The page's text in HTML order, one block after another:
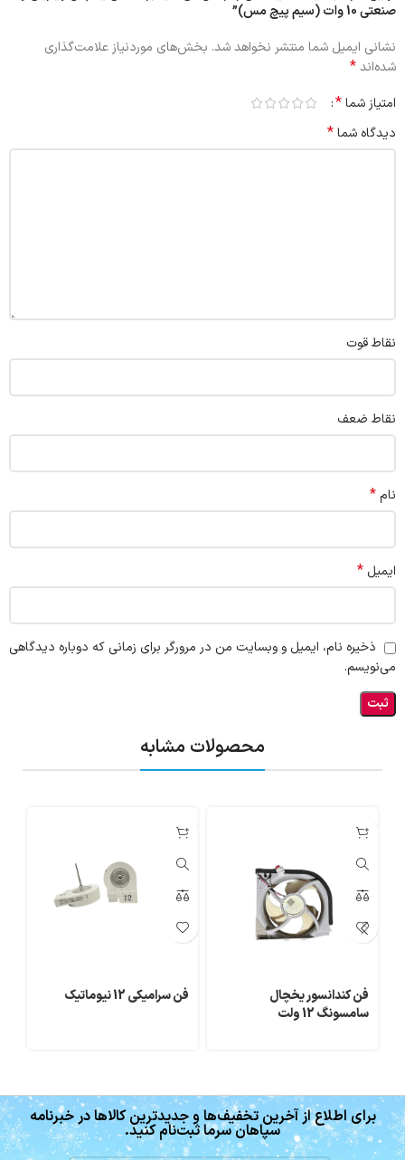
صنعتی 10 وات (سیم پیچ مس)”
نشانی ایمیل شما منتشر نخواهد شد. بخش‌های موردنیاز علامت‌گذاری
شده‌اند*
امتیاز شما*
دیدگاه شما*
نقاط قوت
نقاط ضعف
نام*
ایمیل *
ذخیره نام، ایمیل و وبسایت من در مرورگر برای زمانی که دوباره دیدگاهی
می‌نویسم.
محصولات مشابه
فن کندانسور یخچال
سامسونگ 12 ولت
فن سرامیکی 12 نیوماتیک
برای اطلاع از آخرین تخفیف‌ها و جدیدترین کالاها در خبرنامه
سپاهان سرما ثبت‌نام کنید.